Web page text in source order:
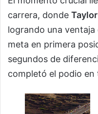
carrera, donde
logrando una
meta en primera
segundos de
completó el podio en